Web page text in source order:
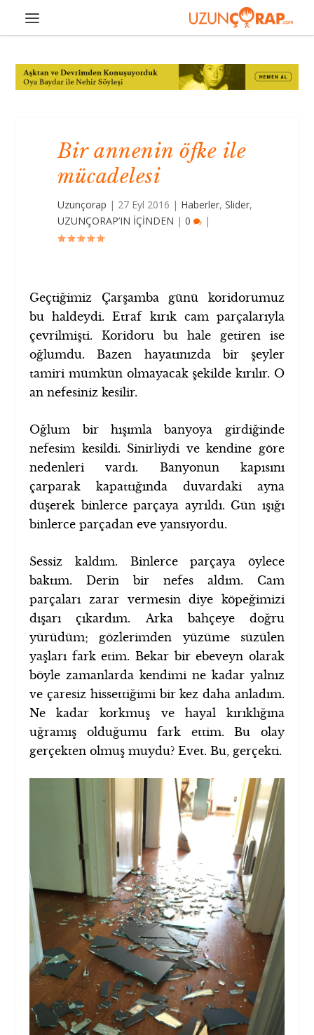
Bir annenin öfke ile
mücadelesi
Uzunçorap | 27 Eyl 2016 | Haberler,Slider,
UZUNÇORAP’IN İÇİNDEN |0 |
Geçtiğimiz Çarşamba günü koridorumuz
bu haldeydi. Etraf kırık cam parçalarıyla
çevrilmişti. Koridoru bu hale getiren ise
oğlumdu. Bazen hayatınızda bir şeyler
tamiri mümkün olmayacak şekilde kırılır. O
an nefesiniz kesilir.
Oğlum bir hışımla banyoya girdiğinde
nefesim kesildi. Sinirliydi ve kendine göre
nedenleri vardı. Banyonun kapısını
çarparak kapattığında duvardaki ayna
düşerek binlerce parçaya ayrıldı. Gün ışığı
binlerce parçadan eve yansıyordu.
Sessiz kaldım. Binlerce parçaya öylece
baktım. Derin bir nefes aldım. Cam
parçaları zarar vermesin diye köpeğimizi
dışarı çıkardım. Arka bahçeye doğru
yürüdüm; gözlerimden yüzüme süzülen
yaşları fark etim. Bekar bir ebeveyn olarak
böyle zamanlarda kendimi ne kadar yalnız
ve çaresiz hissettiğimi bir kez daha anladım.
Ne kadar korkmuş ve hayal kırıklığına
uğramış olduğumu fark ettim. Bu olay
gerçekten olmuş muydu? Evet. Bu, gerçekti.